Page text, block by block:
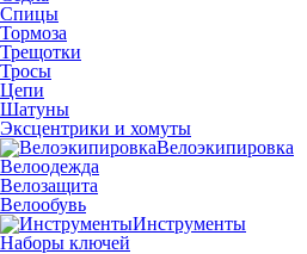
Спицы
Тормоза
Трещотки
Тросы
Цепи
Шатуны
Эксцентрики и хомуты
Велоэкипировка
Велоодежда
Велозащита
Велообувь
Инструменты
Наборы ключей